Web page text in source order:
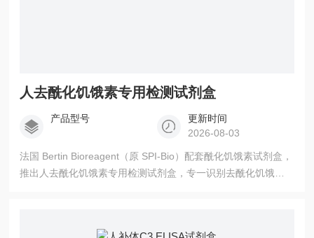
人去酰化饥饿素专用检测试剂盒
产品型号
更新时间
2026-08-03
法国 Bertin Bioreagent（原 SPI-Bio）配套酰化饥饿素试剂盒，
推出人去酰化饥饿素专用检测试剂盒，专一识别去酰化饥饿